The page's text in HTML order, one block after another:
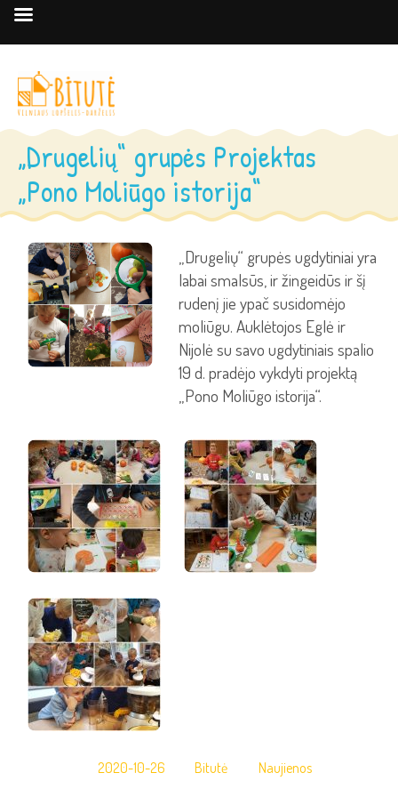
„Drugelių“ grupės Projektas
„Pono Moliūgo istorija“
„Drugelių“ grupės ugdytiniai yra
labai smalsūs, ir žingeidūs ir šį
rudenį jie ypač susidomėjo
moliūgu. Auklėtojos Eglė ir
Nijolė su savo ugdytiniais spalio
19 d. pradėjo vykdyti projektą
„Pono Moliūgo istorija“.
2020-10-26 Bitutė Naujienos